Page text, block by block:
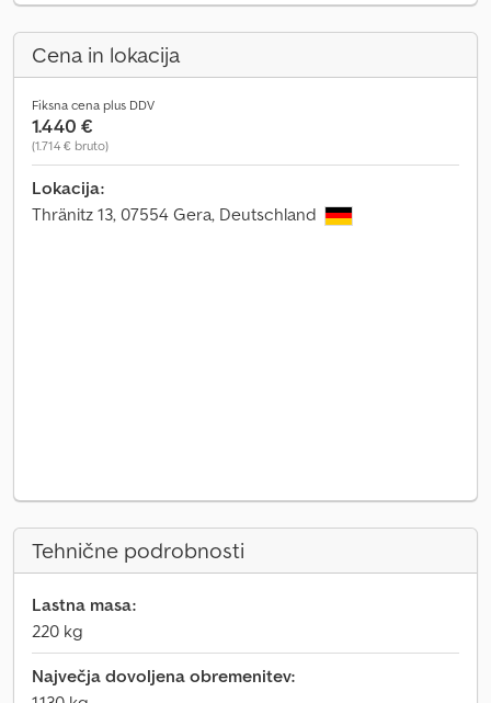
Cena in lokacija
Fiksna cena plus DDV
1.440 €
(1.714 € bruto)
Lokacija:
Thränitz 13, 07554 Gera, Deutschland
Tehnične podrobnosti
Lastna masa:
220 kg
Največja dovoljena obremenitev: